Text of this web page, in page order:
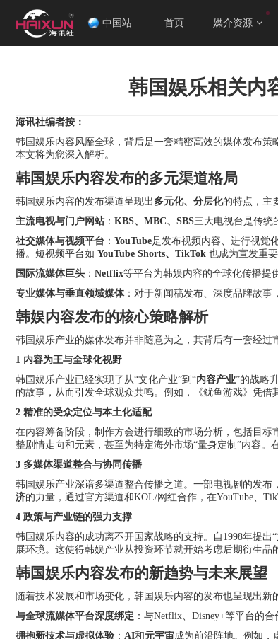
中国站 首页 媒介资源
韩国娱乐相关内
海讯社编者按：
韩国娱乐内容风靡全球，背后是一套精密高效的媒体发布
本文将为您深入解析。
韩国娱乐内容发布的多元渠道格局
韩国娱乐内容的发布渠道呈现出 多元化、分层化的特点，主
主流电视与门户网站 ： KBS、MBC、SBS三大电视台是传统
社交媒体与视频平台 ： YouTube是发布视频内容、进行视觉
播。短视频平台如 YouTube Shorts、TikTok 也成为宣发重
国际流媒体巨头 ： Netflix等平台为韩娱内容的全球化传播提
专业媒体与垂直领域媒体：对于新闻稿发布、深度品牌故事
韩娱内容发布的核心策略解析
韩国娱乐产业的媒体发布并非随意为之，其背后有一套经过
1 内容为王与全球化视野
韩国娱乐产业已经实现了从“文化产业”到“内容产业”的战略
的故事，从而引发全球观众共鸣。例如，《鱿鱼游戏》凭
2 精准的受众定位与本土化适配
在内容筹备阶段，制作方会进行细致的市场分析，包括目
整剧情走向和元素，甚至为特定海外市场“量身定制”内容
3 多媒体渠道整合与协同传播
韩国娱乐产业深谙多渠道整合传播之道。一部电视剧的发布
济的力量，通过官方渠道和KOL/网红合作，在YouTube、
4 政策与产业链的强力支撑
韩国娱乐内容的成功离不开国家战略的支持。自1998年提出“
展环境。这使得韩娱产业从投资环节就开始考虑后期衍生
韩国娱乐内容发布的新趋势与未来展望
随着技术发展和市场变化，韩国娱乐内容的发布也呈现出新
与全球流媒体平台深度绑定 ：与Netflix、Disney+等平台的
拥抱新技术与虚拟体验 ： AI和 元宇宙成为前沿阵地。例如，